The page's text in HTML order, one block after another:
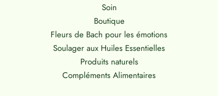
Soin
Boutique
Fleurs de Bach pour les émotions
Soulager aux Huiles Essentielles
Produits naturels
Compléments Alimentaires